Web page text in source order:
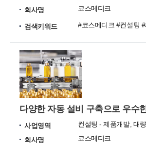
회사명
코스메디크
검색키워드
다양한 자동 설비 구축으로 우수
사업영역
회사명
코스메디크